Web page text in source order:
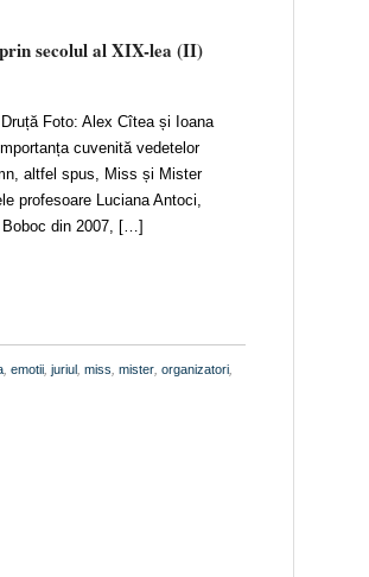
secolul al XIX-lea (II)
Foto: Alex Cîtea și Ioana
cuvenită vedetelor
altfel spus, Miss și Mister
profesoare Luciana Antoci,
Boboc din 2007, […]
emotii juriul miss mister organizatori